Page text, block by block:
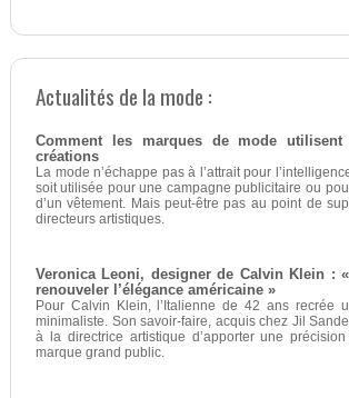
Actualités de la mode :
Comment les marques de mode
créations
La mode n’échappe pas à l’attrait pour
soit utilisée pour une campagne publicitaire ou
d’un vêtement. Mais peut-être pas au point de
directeurs artistiques.
Veronica Leoni, designer de Calvin Klein :
renouveler l’élégance américaine »
Pour Calvin Klein, l’Italienne de 42 ans recrée
minimaliste. Son savoir-faire, acquis chez Jil
à la directrice artistique d’apporter une
marque grand public.